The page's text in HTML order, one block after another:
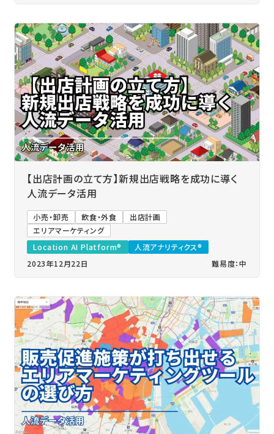
【出店計画の立て方】新規出店戦略を成功に導く
人流データ活用
小売・卸売 飲食・外食
出店計画
エリアマーケティング
Location AI Platform®
人流アナリティクス®
2023年12月22日
難易度：中